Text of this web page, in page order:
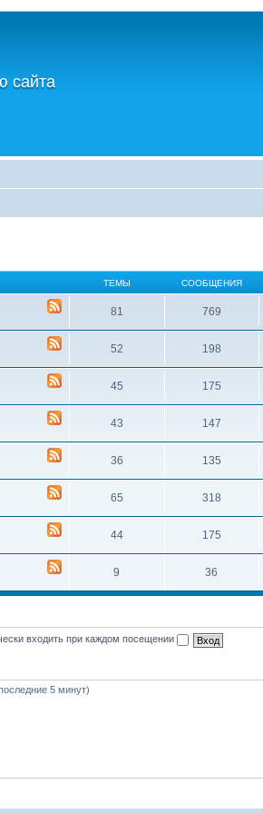
сайта
ТЕМЫ СООБЩЕНИЯ
81 769
52 198
45 175
43 147
36 135
65 318
44 175
9 36
входить при каждом посещении
5 минут)